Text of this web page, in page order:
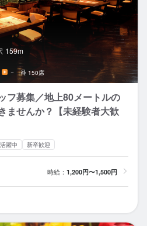
159m
－ 150席
フ募集／地上80メートルの
ませんか？【未経験者大歓
躍中 新卒歓迎
時給： 1,200円〜1,500円